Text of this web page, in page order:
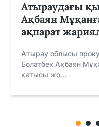
Атыраудағы
Ақбаян
ақпарат
Атырау облысы
Болатбек Ақбаян
қатысы жо...